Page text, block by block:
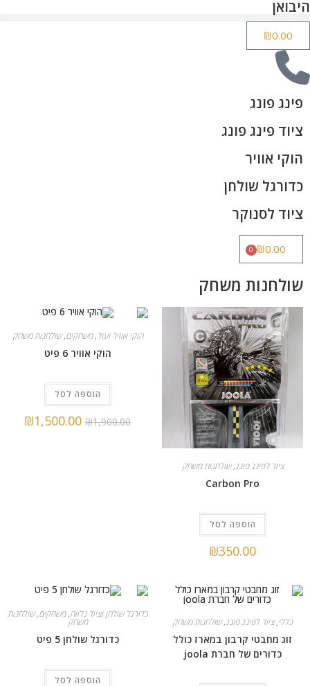
היבואן
₪0.00
פינג פונג
ציוד פינג פונג
הוקי אוויר
כדורגל שולחן
ציוד לסנוקר
₪0.00
0
שולחנות משחק
ציוד לפינג פונג,שולחנות משחק
Carbon Pro
הוספה לסל
₪350.00
הוקי אוויר ועוד,משחקים,שולחנות משחק
הוקי אוויר 6 פיט
הוספה לסל
₪1,900.00
₪1,500.00
כללי,ציוד לפינג פונג,שולחנות משחק
זוג מחבטי קרבון במארז כולל
כדורים של חברת joola
כדורגל שולחן וציוד נלווה,משחקים,שולחנות
משחק
כדורגל שולחן 5 פיט
הוספה לסל